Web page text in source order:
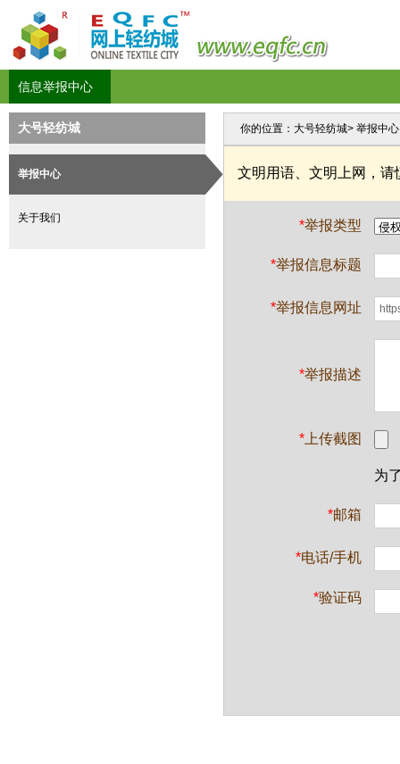
信息举报中心
大号轻纺城
举报中心
关于我们
你的位置： 大号轻纺城> 举报中心
文明用语、文明上网，
*举报类型
*举报信息标题
*举报信息网址
*举报描述
*上传截图
为
*邮箱
*电话/手机
*验证码